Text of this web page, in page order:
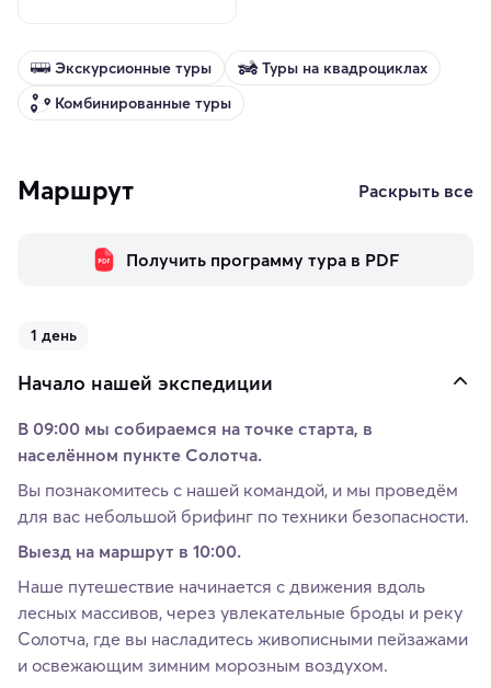
Экскурсионные туры
Туры на квадроциклах
Комбинированные туры
Маршрут Раскрыть все
Получить программу тура в PDF
1 день
Начало нашей экспедиции
В 09:00 мы собираемся на точке старта, в
населённом пункте Солотча.
Вы познакомитесь с нашей командой, и мы проведём
для вас небольшой брифинг по техники безопасности.
Выезд на маршрут в 10:00.
Наше путешествие начинается с движения вдоль
лесных массивов, через увлекательные броды и реку
Солотча, где вы насладитесь живописными пейзажами
и освежающим зимним морозным воздухом.